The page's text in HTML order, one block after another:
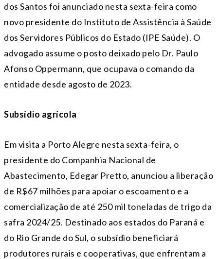
dos Santos foi anunciado nesta sexta-feira como
novo presidente do Instituto de Assistência à Saúde
dos Servidores Públicos do Estado (IPE Saúde). O
advogado assume o posto deixado pelo Dr. Paulo
Afonso Oppermann, que ocupava o comando da
entidade desde agosto de 2023.
Subsídio agrícola
Em visita a Porto Alegre nesta sexta-feira, o
presidente do Companhia Nacional de
Abastecimento, Edegar Pretto, anunciou a liberação
de R$67 milhões para apoiar o escoamento e a
comercialização de até 250 mil toneladas de trigo da
safra 2024/25. Destinado aos estados do Paraná e
do Rio Grande do Sul, o subsídio beneficiará
produtores rurais e cooperativas, que enfrentam a